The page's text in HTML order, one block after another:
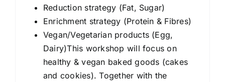
Reduction strategy (Fat, Sugar)
Enrichment strategy (Protein & Fibres)
Vegan/Vegetarian products (Egg,
Dairy)This workshop will focus on
healthy & vegan baked goods (cakes
and cookies). Together with the